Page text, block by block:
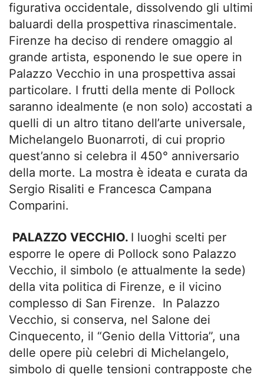
figurativa occidentale, dissolvendo gli ultimi
baluardi della prospettiva rinascimentale.
Firenze ha deciso di rendere omaggio al
grande artista, esponendo le sue opere in
Palazzo Vecchio in una prospettiva assai
particolare. I frutti della mente di Pollock
saranno idealmente (e non solo) accostati a
quelli di un altro titano dell’arte universale,
Michelangelo Buonarroti, di cui proprio
quest’anno si celebra il 450° anniversario
della morte. La mostra è ideata e curata da
Sergio Risaliti e Francesca Campana
Comparini.
PALAZZO VECCHIO. I luoghi scelti per
esporre le opere di Pollock sono Palazzo
Vecchio, il simbolo (e attualmente la sede)
della vita politica di Firenze, e il vicino
complesso di San Firenze. In Palazzo
Vecchio, si conserva, nel Salone dei
Cinquecento, il “Genio della Vittoria”, una
delle opere più celebri di Michelangelo,
simbolo di quelle tensioni contrapposte che